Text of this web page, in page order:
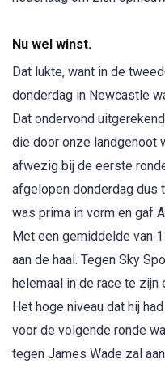
Nu wel winst.
Dat lukte, want in de
donderdag in Newcastle
Dat ondervond
die door onze landgenoot
afwezig bij de eerste
afgelopen donderdag dus
was prima in vorm en gaf
Met een gemiddelde van
aan de haal. Tegen Sky
helemaal in de race te
Het hoge niveau dat hij
voor de volgende ronde
tegen James Wade zal